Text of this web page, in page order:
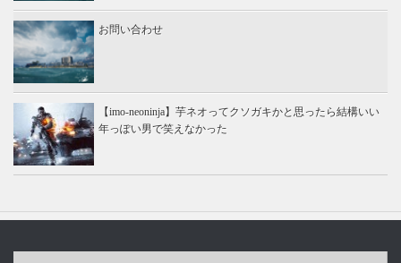
お問い合わせ
【imo-neoninja】芋ネオってクソガキかと思ったら結構いい
年っぽい男で笑えなかった